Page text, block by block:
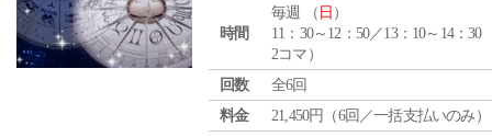
時間
毎週 （ 日 ）
11：30～12：50／13：10～14：30
2コマ）
回数
全6回
料金
21,450円（6回／一括支払いのみ）